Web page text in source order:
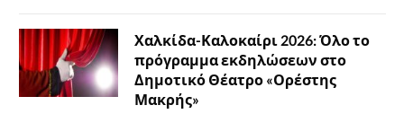
Χαλκίδα-Καλοκαίρι 2026: Όλο το
πρόγραμμα εκδηλώσεων στο
Δημοτικό Θέατρο «Ορέστης
Μακρής»